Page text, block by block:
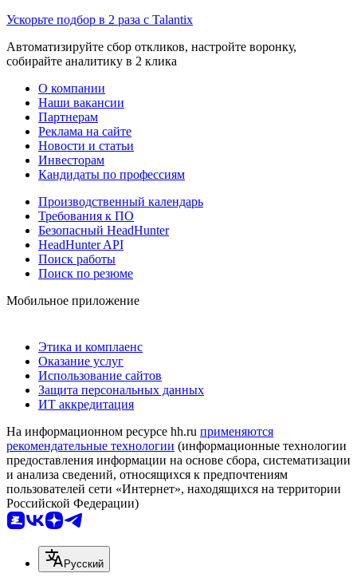
Ускорьте подбор в 2 раза с Talantix
Автоматизируйте сбор откликов, настройте воронку,
собирайте аналитику в 2 клика
О компании
Наши вакансии
Партнерам
Реклама на сайте
Новости и статьи
Инвесторам
Кандидаты по профессиям
Производственный календарь
Требования к ПО
Безопасный HeadHunter
HeadHunter API
Поиск работы
Поиск по резюме
Мобильное приложение
Этика и комплаенс
Оказание услуг
Использование сайтов
Защита персональных данных
ИТ аккредитация
На информационном ресурсе hh.ru применяются
рекомендательные технологии (информационные технологии
предоставления информации на основе сбора, систематизации
и анализа сведений, относящихся к предпочтениям
пользователей сети «Интернет», находящихся на территории
Российской Федерации)
Русский